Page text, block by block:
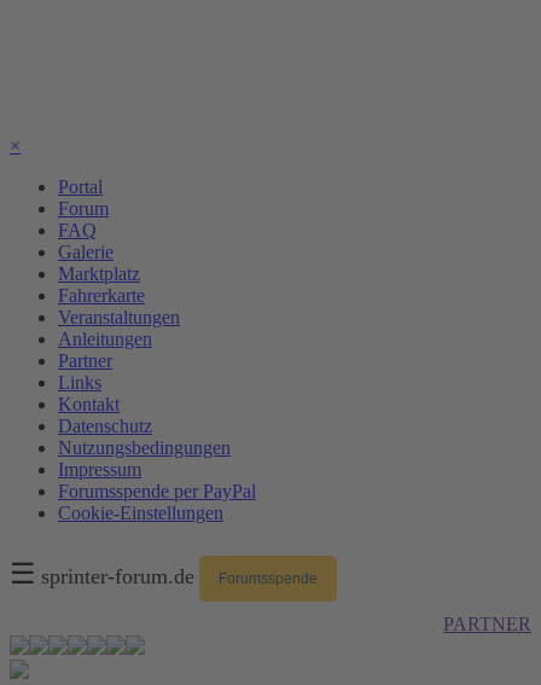
×
Portal
Forum
FAQ
Galerie
Marktplatz
Fahrerkarte
Veranstaltungen
Anleitungen
Partner
Links
Kontakt
Datenschutz
Nutzungsbedingungen
Impressum
Forumsspende per PayPal
Cookie-Einstellungen
☰ sprinter-forum.de Forumsspende
PARTNER